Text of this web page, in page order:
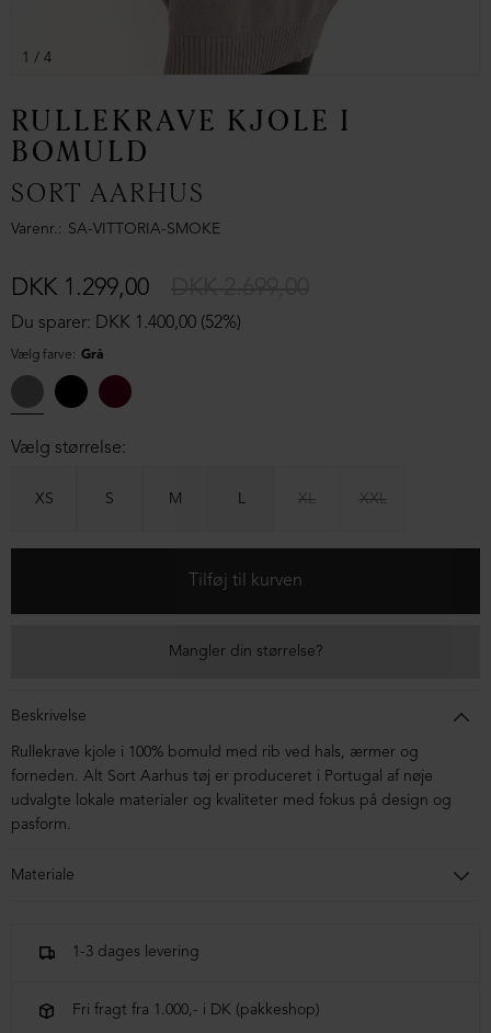
1 / 4
RULLEKRAVE KJOLE I
BOMULD
SORT AARHUS
Varenr. SA-VITTORIA-SMOKE
Du sparer: DKK 1.400,00 (52%)
DKK 1.299,00
Vælg farve: Grå
Vælg størrelse:
XS S M L XL XXL
Mangler din størrelse?
Beskrivelse
Rullekrave kjole i 100% bomuld med rib ved hals, ærmer og
forneden. Alt Sort Aarhus tøj er produceret i Portugal af nøje
udvalgte lokale materialer og kvaliteter med fokus på design og
pasform.
Materiale
1-3 dages levering
Fri fragt fra 1.000,- i DK (pakkeshop)